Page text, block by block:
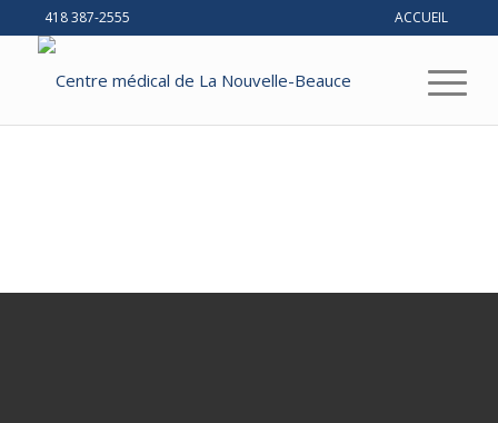
418 387-2555 ACCUEIL